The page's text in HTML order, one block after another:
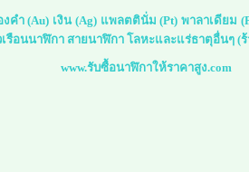
คำ (Au) เงิน (Ag) แพลตตินั่ม (Pt) พาลาเดียม
รือนนาฬิกา สายนาฬิกา โลหะและแร่ธาตุอื่นๆ (
www.รับซื้อนาฬิกาให้ราคาสูง.com